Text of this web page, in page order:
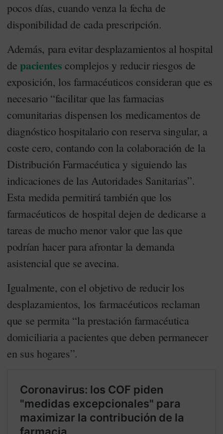
pocos días, cuando venza la fecha de
disponibilidad de cada prescripción.
Además, para evitar desplazamientos al hospital
depacientes complejos y reducir riesgos de
exposición, los farmacéuticos consideran que es
necesario “facilitar que las farmacias
comunitarias dispensen los medicamentos de
diagnóstico hospitalario con reserva singular, a
coste cero, contando con la colaboración de la
Distribución Farmacéutica y siguiendo las
indicaciones de las Autoridades Sanitarias”.
Esta medida permitirá también que los
farmacéuticos de hospital dejen de dedicarse a
tareas de mucho menor valor que las que
podrían hacer para afrontar la demanda
asistencial que se avecina.
Igualmente, con el objetivo de reducir los
desplazamientos, los farmacéuticos reclaman
que se permita “la prestación farmacéutica
domiciliaria a pacientes que deben permanecer
en sus hogares”.